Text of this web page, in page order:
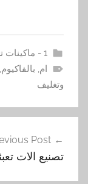
1 - ماكينات تغليف بالفاكيوم
ام, بالفاكيوم
وتغليف
المقالات
Post
‏‏تصنيع الات